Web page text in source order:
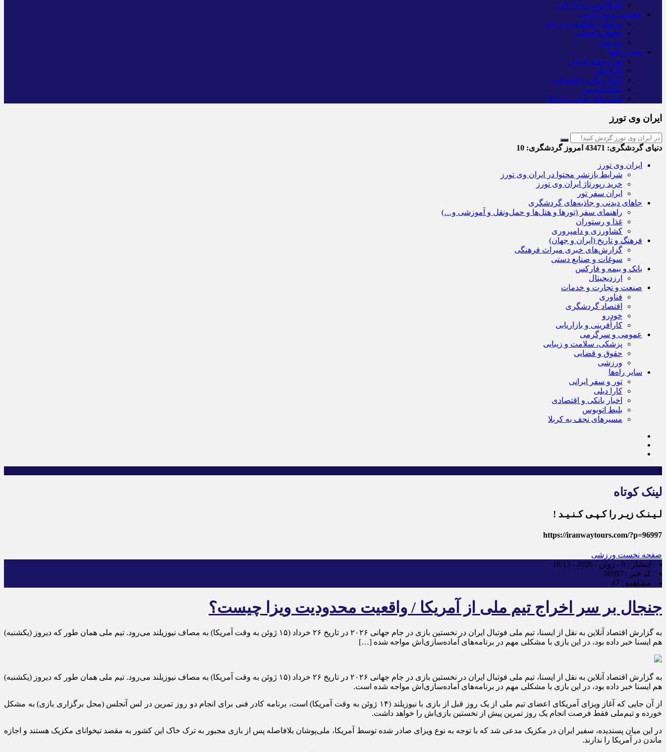
کارآفرینی و بازاریابی
عمومی و سرگرمی
پزشکی، سلامت و زیبایی
حقوق و قضایی
ورزشی
سایر راه‌ها
تور و سفر ایرانی
کارا دیلی
اخبار بانکی و اقتصادی
بلیط اتوبوس
مسیرهای نجف به کربلا
ایران وی تورز
دنیای گردشگری: امروز گردشگری:
ایران وی تورز
شرایط بازنشر محتوا در ایران وی تورز
خرید رپورتاژ ایران وی تورز
ایران سفر تور
جاهای دیدنی و جاذبه‌های گردشگری
راهنمای سفر (تورها و هتل‌ها و حمل‌و‌نقل و آموزشی و…)
غذا و رستوران
کشاورزی و دامپروری
فرهنگ و تاریخ (ایران و جهان)
گزارش‌های خبری میراث فرهنگی
سوغات و صنایع دستی
بانک و بیمه و فارکس
ارزدیجیتال
صنعت و تجارت و خدمات
فناوری
اقتصاد گردشگری
خودرو
کارآفرینی و بازاریابی
عمومی و سرگرمی
پزشکی، سلامت و زیبایی
حقوق و قضایی
ورزشی
سایر راه‌ها
تور و سفر ایرانی
کارا دیلی
اخبار بانکی و اقتصادی
بلیط اتوبوس
مسیرهای نجف به کربلا
×
لینک کوتاه
لـیـنـک زیـر را کـپـی کـنـیـد !
https://iranwaytours.com/?p=96997
صفحه نخست ورزشی
انتشار : 8 - ژوئن - 2026 - 16:13
کد خبر : 96997
مشاهده : 47
جنجال بر سر اخراج تیم ملی از آمریکا / واقعیت محدودیت ویزا چیست؟
به گزارش اقتصاد آنلاین به نقل از ایسنا، تیم ملی فوتبال ایران در نخستین بازی در جام جهانی ۲۰۲۶ در تاریخ ۲۶ خرداد (۱۵ ژوئن به وقت آمریکا) به مصاف نیوزیلند می‌رود. تیم ملی همان طور که دیروز (یکشنبه)
هم ایسنا خبر داده بود، در این بازی با مشکلی مهم در برنامه‌های آماده‌سازی‌اش مواجه شده […]
به گزارش اقتصاد آنلاین به نقل از ایسنا، تیم ملی فوتبال ایران در نخستین بازی در جام جهانی ۲۰۲۶ در تاریخ ۲۶ خرداد (۱۵ ژوئن به وقت آمریکا) به مصاف نیوزیلند می‌رود. تیم ملی همان طور که دیروز (یکشنبه)
هم ایسنا خبر داده بود، در این بازی با مشکلی مهم در برنامه‌های آماده‌سازی‌اش مواجه شده است.
از آن جایی که آغاز ویزای آمریکای اعضای تیم ملی از یک روز قبل از بازی با نیوزیلند (۱۴ ژوئن به وقت آمریکا) است، برنامه کادر فنی برای انجام دو روز تمرین در لس آنجلس (محل برگزاری بازی) به مشکل
خورده و تیم‌ملی فقط فرصت انجام یک روز تمرین پیش از نخستین بازی‌اش را خواهد داشت.
در این میان پسندیده، سفیر ایران در مکزیک مدعی شد که با توجه به نوع ویزای صادر شده توسط آمریکا، ملی‌پوشان بلافاصله پس از بازی مجبور به ترک خاک این کشور به مقصد تیخوانای مکزیک هستند و اجازه
ماندن در آمریکا را ندارند.